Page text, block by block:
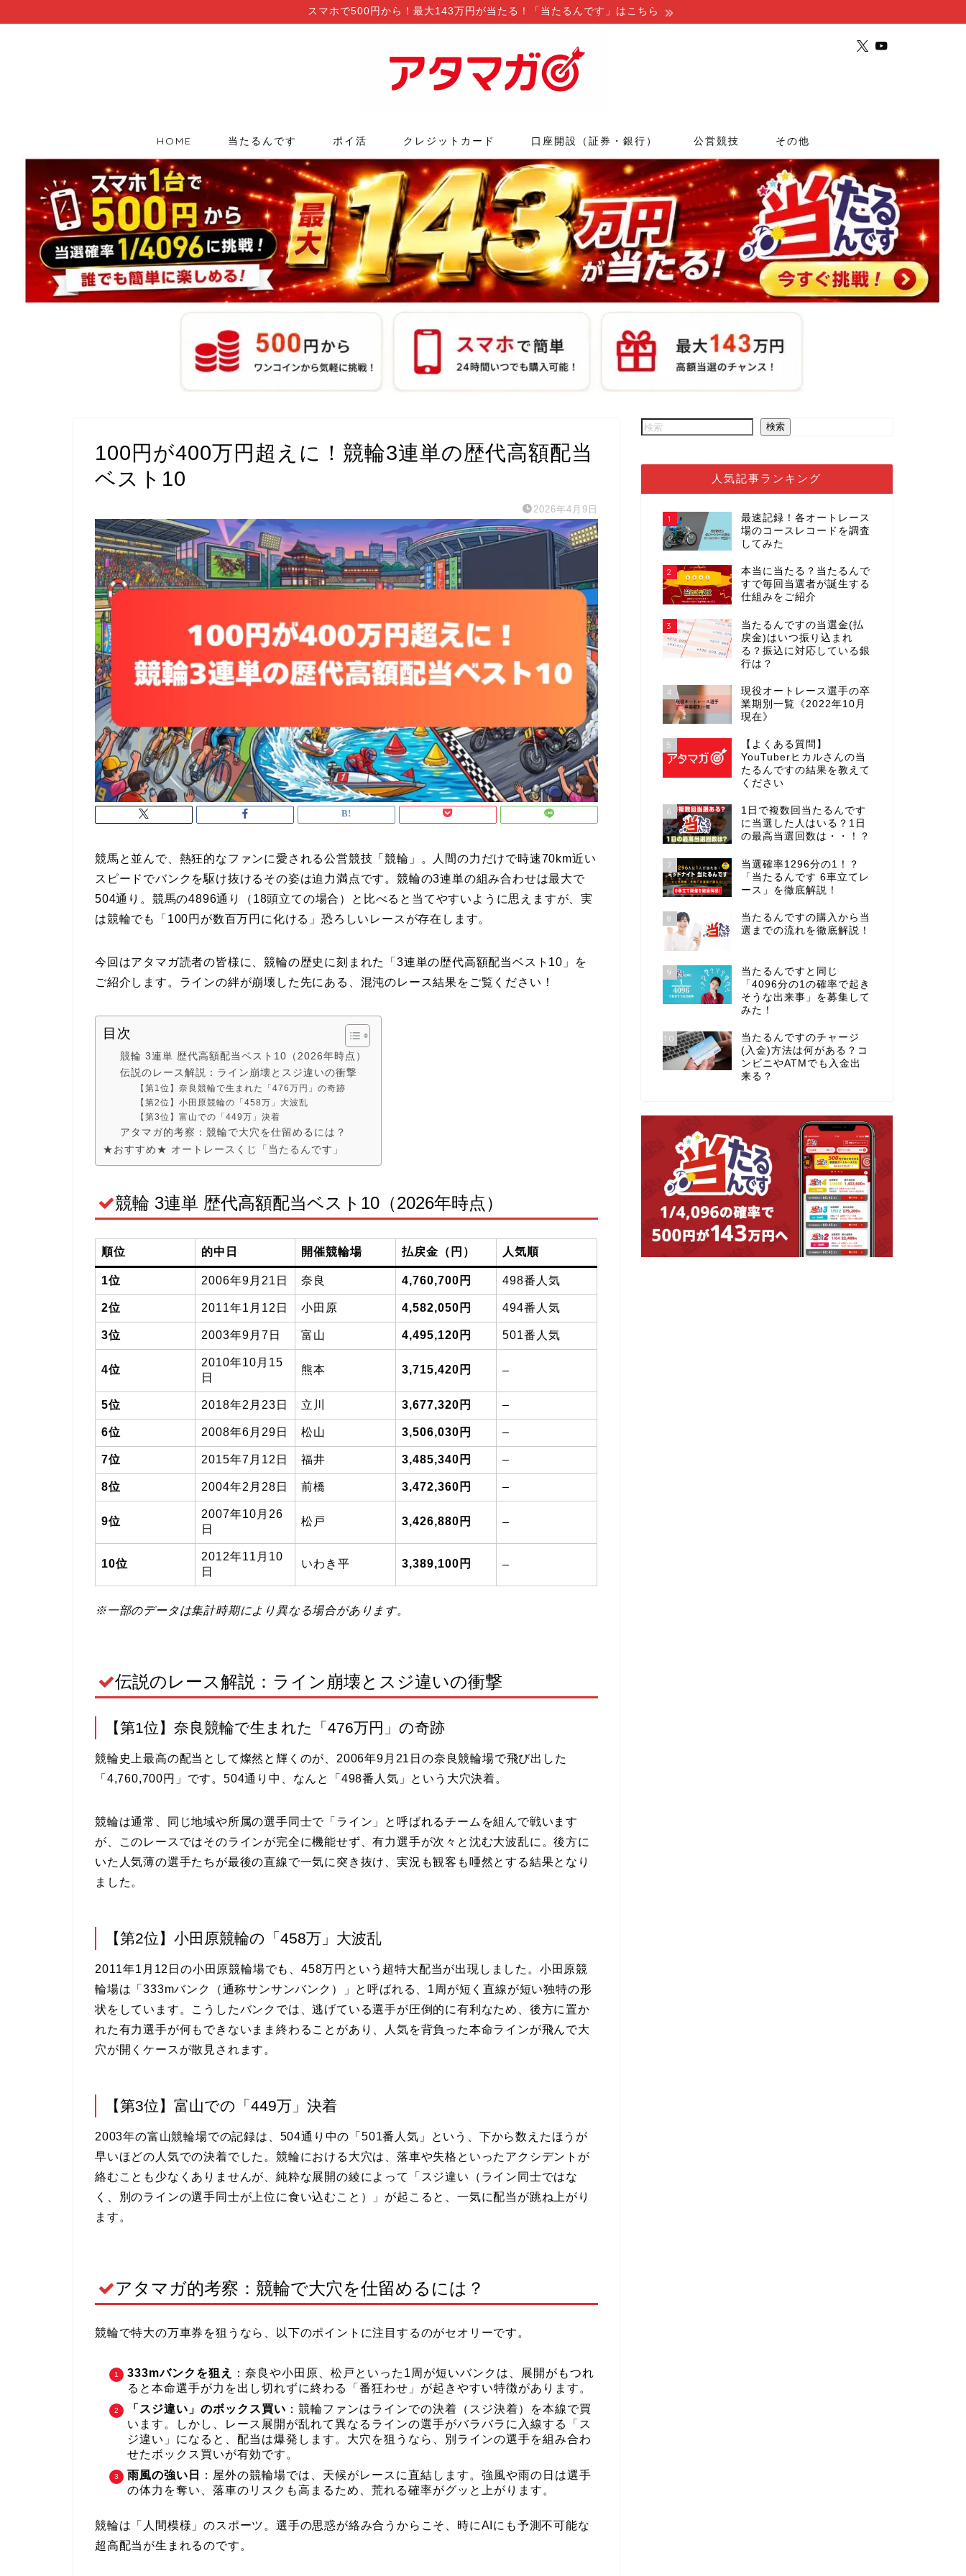
スマホで500円から！最大143万円が当たる！「当たるんです」はこちら
HOME 当たるんです ポイ活 クレジットカード 口座開設（証券・銀行） 公営競技 その他
100円が400万円超えに！競輪3連単の歴代高額配当
ベスト10
2026年4月9日
競馬と並んで、熱狂的なファンに愛される公営競技「競輪」。人間の力だけで時速70km近い
スピードでバンクを駆け抜けるその姿は迫力満点です。競輪の3連単の組み合わせは最大で
504通り。競馬の4896通り（18頭立ての場合）と比べると当てやすいように思えますが、実
は競輪でも「100円が数百万円に化ける」恐ろしいレースが存在します。
今回はアタマガ読者の皆様に、競輪の歴史に刻まれた「3連単の歴代高額配当ベスト10」を
ご紹介します。ラインの絆が崩壊した先にある、混沌のレース結果をご覧ください！
目次
競輪 3連単 歴代高額配当ベスト10（2026年時点）
伝説のレース解説：ライン崩壊とスジ違いの衝撃
【第1位】奈良競輪で生まれた「476万円」の奇跡
【第2位】小田原競輪の「458万」大波乱
【第3位】富山での「449万」決着
アタマガ的考察：競輪で大穴を仕留めるには？
★おすすめ★ オートレースくじ「当たるんです」
競輪 3連単 歴代高額配当ベスト10（2026年時点）
順位 的中日 開催競輪場 払戻金（円） 人気順
1位 2006年9月21日 奈良 4,760,700円 498番人気
2位 2011年1月12日 小田原 4,582,050円 494番人気
3位 2003年9月7日 富山 4,495,120円 501番人気
4位
2010年10月15
日
熊本 3,715,420円 –
5位 2018年2月23日 立川 3,677,320円 –
6位 2008年6月29日 松山 3,506,030円 –
7位 2015年7月12日 福井 3,485,340円 –
8位 2004年2月28日 前橋 3,472,360円 –
9位
2007年10月26
日
松戸 3,426,880円 –
10位
2012年11月10
日
いわき平 3,389,100円 –
※一部のデータは集計時期により異なる場合があります。
伝説のレース解説：ライン崩壊とスジ違いの衝撃
【第1位】奈良競輪で生まれた「476万円」の奇跡
競輪史上最高の配当として燦然と輝くのが、2006年9月21日の奈良競輪場で飛び出した
「4,760,700円」です。504通り中、なんと「498番人気」という大穴決着。
競輪は通常、同じ地域や所属の選手同士で「ライン」と呼ばれるチームを組んで戦います
が、このレースではそのラインが完全に機能せず、有力選手が次々と沈む大波乱に。後方に
いた人気薄の選手たちが最後の直線で一気に突き抜け、実況も観客も唖然とする結果となり
ました。
【第2位】小田原競輪の「458万」大波乱
2011年1月12日の小田原競輪場でも、458万円という超特大配当が出現しました。小田原競
輪場は「333mバンク（通称サンサンバンク）」と呼ばれる、1周が短く直線が短い独特の形
状をしています。こうしたバンクでは、逃げている選手が圧倒的に有利なため、後方に置か
れた有力選手が何もできないまま終わることがあり、人気を背負った本命ラインが飛んで大
穴が開くケースが散見されます。
【第3位】富山での「449万」決着
2003年の富山競輪場での記録は、504通り中の「501番人気」という、下から数えたほうが
早いほどの人気での決着でした。競輪における大穴は、落車や失格といったアクシデントが
絡むことも少なくありませんが、純粋な展開の綾によって「スジ違い（ライン同士ではな
く、別のラインの選手同士が上位に食い込むこと）」が起こると、一気に配当が跳ね上がり
ます。
アタマガ的考察：競輪で大穴を仕留めるには？
競輪で特大の万車券を狙うなら、以下のポイントに注目するのがセオリーです。
333mバンクを狙え
：奈良や小田原、松戸といった1周が短いバンクは、展開がもつれ
ると本命選手が力を出し切れずに終わる「番狂わせ」が起きやすい特徴があります。
「スジ違い」のボックス買い ：競輪ファンはラインでの決着（スジ決着）を本線で買
います。しかし、レース展開が乱れて異なるラインの選手がバラバラに入線する「ス
ジ違い」になると、配当は爆発します。大穴を狙うなら、別ラインの選手を組み合わ
せたボックス買いが有効です。
雨風の強い日
：屋外の競輪場では、天候がレースに直結します。強風や雨の日は選手
の体力を奪い、落車のリスクも高まるため、荒れる確率がグッと上がります。
競輪は「人間模様」のスポーツ。選手の思惑が絡み合うからこそ、時にAIにも予測不可能な
超高配当が生まれるのです。
検索
人気記事ランキング
1
最速記録！各オートレース
場のコースレコードを調査
してみた
2
本当に当たる？当たるんで
すで毎回当選者が誕生する
仕組みをご紹介
3
当たるんですの当選金(払
戻金)はいつ振り込まれ
る？振込に対応している銀
行は？
4
現役オートレース選手の卒
業期別一覧《2022年10月
現在》
5
【よくある質問】
YouTuberヒカルさんの当
たるんですの結果を教えて
ください
6
1日で複数回当たるんです
に当選した人はいる？1日
の最高当選回数は・・！？
7
当選確率1296分の1！？
「当たるんです 6車立てレ
ース」を徹底解説！
8
当たるんですの購入から当
選までの流れを徹底解説！
9
当たるんですと同じ
「4096分の1の確率で起き
そうな出来事」を募集して
みた！
10
当たるんですのチャージ
(入金)方法は何がある？コ
ンビニやATMでも入金出
来る？